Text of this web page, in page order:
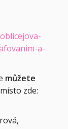
a-
můžete
zde: